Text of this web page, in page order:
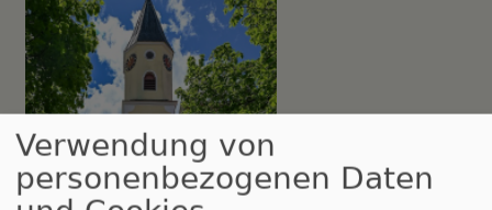
Verwendung von
personenbezogenen Daten